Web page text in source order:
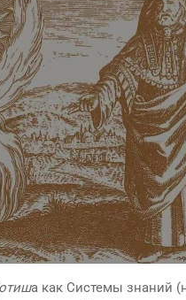
а как Системы знаний